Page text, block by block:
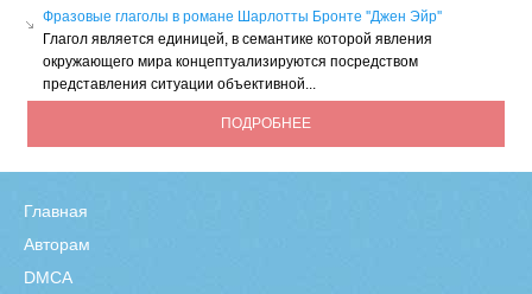
Фразовые глаголы в романе Шарлотты Бронте ''Джен Эйр''
Глагол является единицей, в семантике которой явления
окружающего мира концептуализируются посредством
представления ситуации объективной...
ПОДРОБНЕЕ
Главная
Авторам
DMCA